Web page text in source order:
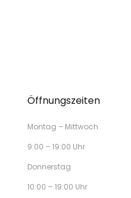
Öffnungszeiten
Montag – Mittwoch
9:00 – 19:00 Uhr
Donnerstag
10:00 – 19:00 Uhr